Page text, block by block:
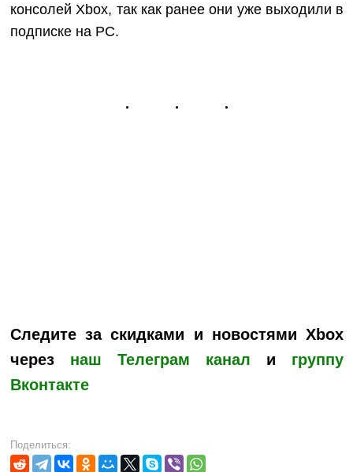
консолей Xbox, так как ранее они уже выходили в
подписке на PC.
Следите за скидками и новостями Xbox
через наш Телеграм канал и группу
Вконтакте
Поделиться: